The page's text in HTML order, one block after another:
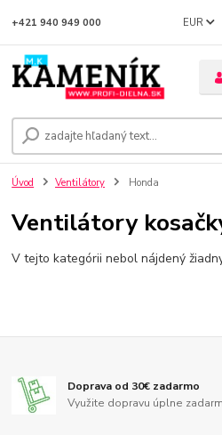
EUR
+421 940 949 000
Úvod Ventilátory Honda
Ventilátory
V tejto kategórii nebol nájdený
Doprava od 30€ zadarmo
Využite dopravu úplne